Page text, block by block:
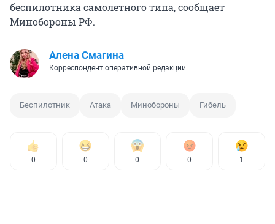
беспилотника самолетного типа, сообщает
Минобороны РФ.
Алена Смагина
Корреспондент оперативной редакции
Беспилотник Атака Минобороны Гибель
0 0 0 0 1